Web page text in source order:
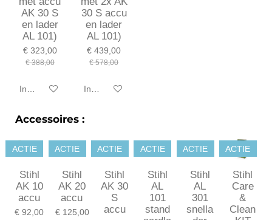
AK 30 S
en lader
AL 101)
€ 323,00
€ 388,00
In winkelwagen
30 S accu
en lader
AL 101)
€ 439,00
€ 578,00
In winkelwagen
Accessoires :
ACTIE
Stihl
AK 10
accu
€ 92,00
ACTIE
Stihl
AK 20
accu
€ 125,00
ACTIE
Stihl
AK 30
S
accu
ACTIE
Stihl
AL
101
stand
ACTIE
Stihl
AL
301
snella
ACTIE
Stihl
Care
&
Clean